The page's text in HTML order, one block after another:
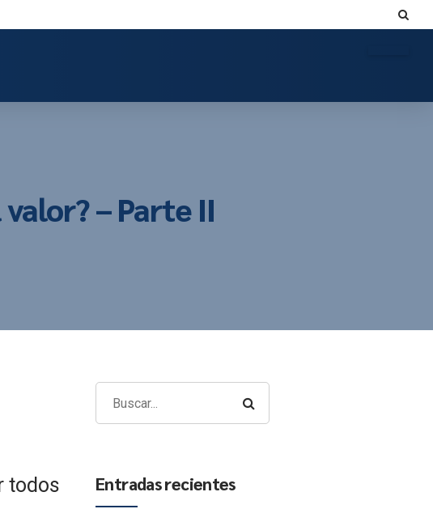
– Parte II
todos
Entradas recientes